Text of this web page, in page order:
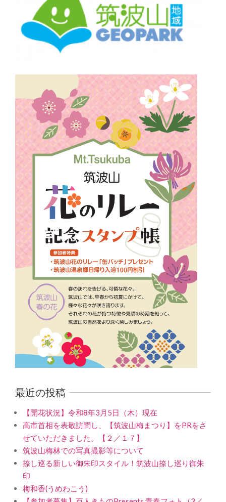
最近の投稿
【開花状況】令和8年3月5日（木）現在
高市首相を表敬訪問し、【筑波山梅まつり】をPRをさ
せていただきました。【２／１７】
筑波山梅林での写真撮影等について
捺し巡る新しい御朱印スタイル！筑波山捺し巡り御朱
印
梅和香(うめわこう)